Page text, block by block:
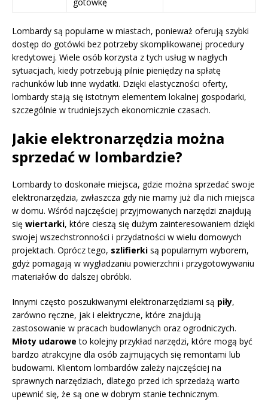
Lombardy są popularne w miastach, ponieważ oferują szybki
dostęp do gotówki bez potrzeby skomplikowanej procedury
kredytowej. Wiele osób korzysta z tych usług w nagłych
sytuacjach, kiedy potrzebują pilnie pieniędzy na spłatę
rachunków lub inne wydatki. Dzięki elastyczności oferty,
lombardy stają się istotnym elementem lokalnej gospodarki,
szczególnie w trudniejszych ekonomicznie czasach.
Jakie elektronarzędzia można
sprzedać w lombardzie?
Lombardy to doskonałe miejsca, gdzie można sprzedać swoje
elektronarzędzia, zwłaszcza gdy nie mamy już dla nich miejsca
w domu. Wśród najczęściej przyjmowanych narzędzi znajdują
się wiertarki, które cieszą się dużym zainteresowaniem dzięki
swojej wszechstronności i przydatności w wielu domowych
projektach. Oprócz tego, szlifierki są popularnym wyborem,
gdyż pomagają w wygładzaniu powierzchni i przygotowywaniu
materiałów do dalszej obróbki.
Innymi często poszukiwanymi elektronarzędziami są piły,
zarówno ręczne, jak i elektryczne, które znajdują
zastosowanie w pracach budowlanych oraz ogrodniczych.
Młoty udarowe to kolejny przykład narzędzi, które mogą być
bardzo atrakcyjne dla osób zajmujących się remontami lub
budowami. Klientom lombardów zależy najczęściej na
sprawnych narzędziach, dlatego przed ich sprzedażą warto
upewnić się, że są one w dobrym stanie technicznym.